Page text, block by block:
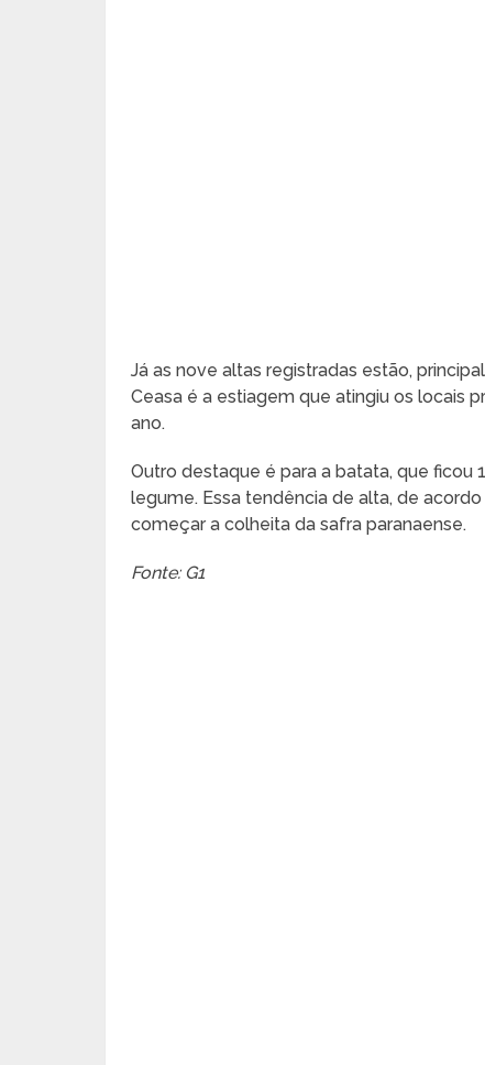
Já as nove altas registradas estão,
Ceasa é a estiagem que atingiu os locais
ano.
Outro destaque é para a batata, que ficou
legume. Essa tendência de alta, de
começar a colheita da safra paranaense.
Fonte: G1